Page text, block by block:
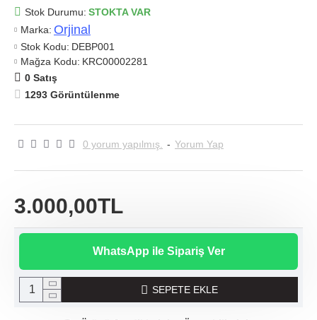
Stok Durumu: STOKTA VAR
Marka: Orjinal
Stok Kodu: DEBP001
Mağza Kodu: KRC00002281
0 Satış
1293 Görüntülenme
0 yorum yapılmış. - Yorum Yap
3.000,00TL
WhatsApp ile Sipariş Ver
SEPETE EKLE